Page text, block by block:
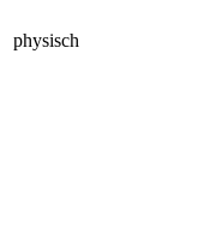
physisch